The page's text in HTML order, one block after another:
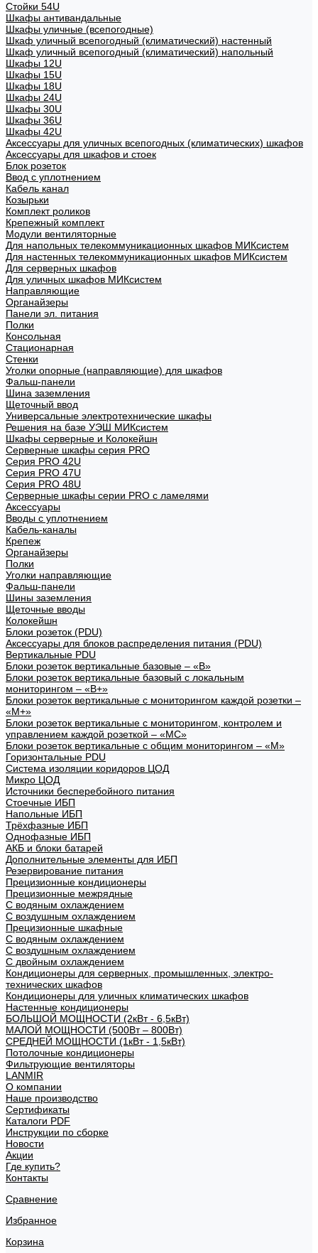
Стойки 54U
Шкафы антивандальные
Шкафы уличные (всепогодные)
Шкаф уличный всепогодный (климатический) настенный
Шкаф уличный всепогодный (климатический) напольный
Шкафы 12U
Шкафы 15U
Шкафы 18U
Шкафы 24U
Шкафы 30U
Шкафы 36U
Шкафы 42U
Аксессуары для уличных всепогодных (климатических) шкафов
Аксессуары для шкафов и стоек
Блок розеток
Ввод с уплотнением
Кабель канал
Козырьки
Комплект роликов
Крепежный комплект
Модули вентиляторные
Для напольных телекоммуникационных шкафов МИКсистем
Для настенных телекоммуникационных шкафов МИКсистем
Для серверных шкафов
Для уличных шкафов МИКсистем
Направляющие
Органайзеры
Панели эл. питания
Полки
Консольная
Стационарная
Стенки
Уголки опорные (направляющие) для шкафов
Фальш-панели
Шина заземления
Щеточный ввод
Универсальные электротехнические шкафы
Решения на базе УЭШ МИКсистем
Шкафы серверные и Колокейшн
Серверные шкафы серия PRO
Серия PRO 42U
Серия PRO 47U
Серия PRO 48U
Серверные шкафы серии PRO с ламелями
Аксессуары
Вводы с уплотнением
Кабель-каналы
Крепеж
Органайзеры
Полки
Уголки направляющие
Фальш-панели
Шины заземления
Щеточные вводы
Колокейшн
Блоки розеток (PDU)
Аксессуары для блоков распределения питания (PDU)
Вертикальные PDU
Блоки розеток вертикальные базовые – «В»
Блоки розеток вертикальные базовый с локальным
мониторингом – «В+»
Блоки розеток вертикальные с мониторингом каждой розетки –
«М+»
Блоки розеток вертикальные с мониторингом, контролем и
управлением каждой розеткой – «МС»
Блоки розеток вертикальные с общим мониторингом – «М»
Горизонтальные PDU
Система изоляции коридоров ЦОД
Микро ЦОД
Источники бесперебойного питания
Стоечные ИБП
Напольные ИБП
Трёхфазные ИБП
Однофазные ИБП
АКБ и блоки батарей
Дополнительные элементы для ИБП
Резервирование питания
Прецизионные кондиционеры
Прецизионные межрядные
С водяным охлаждением
С воздушным охлаждением
Прецизионные шкафные
С водяным охлаждением
С воздушным охлаждением
С двойным охлаждением
Кондиционеры для серверных, промышленных, электро-
технических шкафов
Кондиционеры для уличных климатических шкафов
Настенные кондиционеры
БОЛЬШОЙ МОЩНОСТИ (2кВт - 6,5кВт)
МАЛОЙ МОЩНОСТИ (500Вт – 800Вт)
СРЕДНЕЙ МОЩНОСТИ (1кВт - 1,5кВт)
Потолочные кондиционеры
Фильтрующие вентиляторы
LANMIR
О компании
Наше производство
Сертификаты
Каталоги PDF
Инструкции по сборке
Новости
Акции
Где купить?
Контакты
Сравнение
Избранное
Корзина